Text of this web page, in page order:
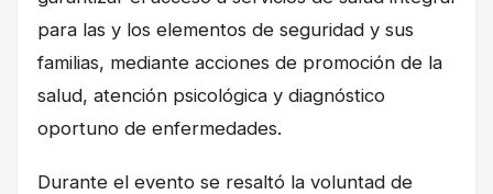
para las y los elementos de seguridad y sus
familias, mediante acciones de promoción de la
salud, atención psicológica y diagnóstico
oportuno de enfermedades.
Durante el evento se resaltó la voluntad de